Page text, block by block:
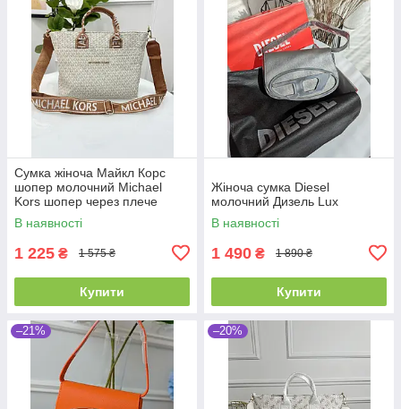
Сумка жіноча Майкл Корс
шопер молочний Michael
Kors шопер через плече
В наявності
1 225 ₴ 1 575 ₴
Купити
Жіноча сумка Diesel
молочний Дизель Lux
В наявності
1 490 ₴ 1 890 ₴
Купити
–21% –20%